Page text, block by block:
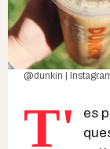
@dunkin |
T'
es